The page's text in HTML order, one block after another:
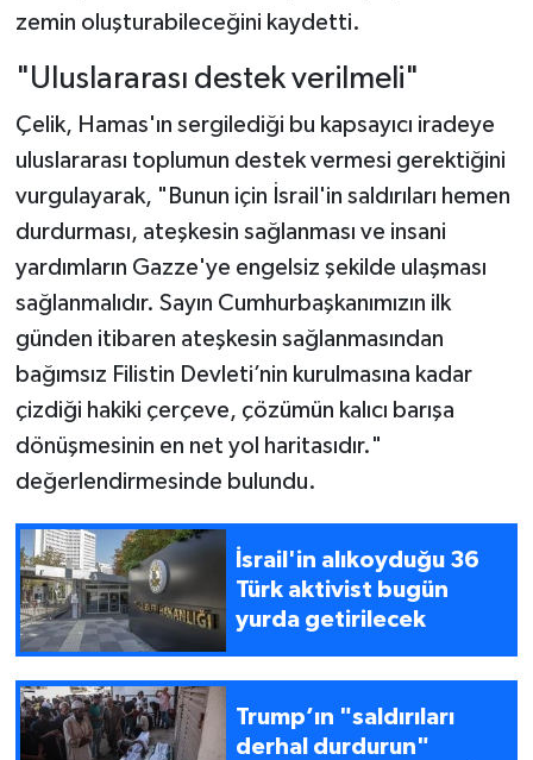
zemin oluşturabileceğini kaydetti.
"Uluslararası destek verilmeli"
Çelik, Hamas'ın sergilediği bu kapsayıcı iradeye
uluslararası toplumun destek vermesi gerektiğini
vurgulayarak, "Bunun için İsrail'in saldırıları hemen
durdurması, ateşkesin sağlanması ve insani
yardımların Gazze'ye engelsiz şekilde ulaşması
sağlanmalıdır. Sayın Cumhurbaşkanımızın ilk
günden itibaren ateşkesin sağlanmasından
bağımsız Filistin Devleti’nin kurulmasına kadar
çizdiği hakiki çerçeve, çözümün kalıcı barışa
dönüşmesinin en net yol haritasıdır."
değerlendirmesinde bulundu.
İsrail'in alıkoyduğu 36
Türk aktivist bugün
yurda getirilecek
Trump’ın "saldırıları
derhal durdurun"